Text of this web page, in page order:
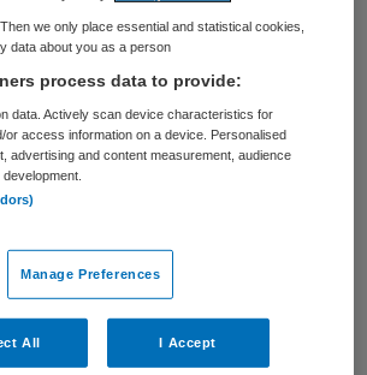
open. Dat meldt het
in november voor de
de Gezondheidszorg zegt
kan sluiten. “Er zijn strenge
aan moeten voldoen
zo’n maatregel kunnen
hebben we niet kunnen
we only place essential and statistical cookies,
data about you as a person
process data to provide:
data. Actively scan device characteristics for
or access information on a device. Personalised
advertising and content measurement, audience
Manage Preferences
All I Accept